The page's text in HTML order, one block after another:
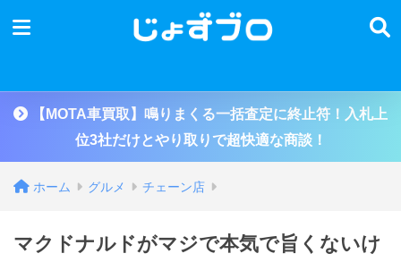
【MOTA車買取】鳴りまくる一括査定に終止符！入札上
位3社だけとやり取りで超快適な商談！
ホーム グルメ チェーン店
マクドナルドがマジで本気で旨くないけ
本当に美味しくないマクドナルドのハンバーガー
食欲をソソられない不思議なハンバーガー